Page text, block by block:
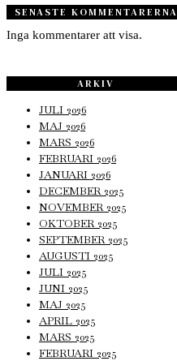
SENASTE KOMMENTARERNA
Inga kommentarer att visa.
ARKIV
JULI 2026
MAJ 2026
MARS 2026
FEBRUARI 2026
JANUARI 2026
DECEMBER 2025
NOVEMBER 2025
OKTOBER 2025
SEPTEMBER 2025
AUGUSTI 2025
JULI 2025
JUNI 2025
MAJ 2025
APRIL 2025
MARS 2025
FEBRUARI 2025